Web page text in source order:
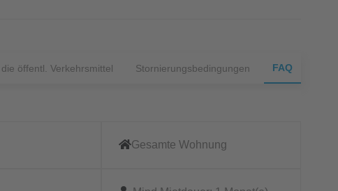
öffentl. Verkehrsmittel Stornierungsbedingungen FAQ
Gesamte Wohnung